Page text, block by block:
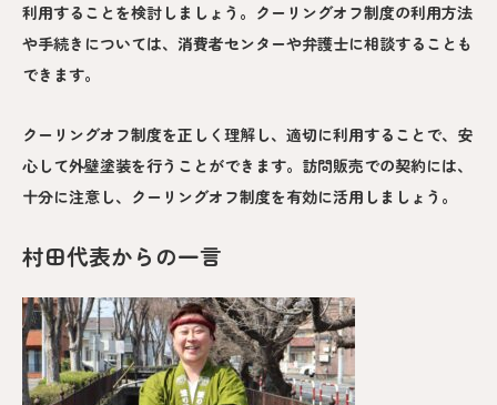
利用することを検討しましょう。クーリングオフ制度の利用方法
や手続きについては、消費者センターや弁護士に相談することも
できます。
クーリングオフ制度を正しく理解し、適切に利用することで、安
心して外壁塗装を行うことができます。訪問販売での契約には、
十分に注意し、クーリングオフ制度を有効に活用しましょう。
村田代表からの一言